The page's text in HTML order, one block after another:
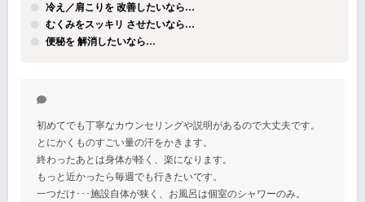
冷え／肩こりを 改善したいなら…
むくみをスッキリ させたいなら…
便秘を 解消したいなら…
初めてでも丁寧なカウンセリングや説明があるので大丈夫です。
とにかくものすごい量の汗をかきます。
終わったあとは身体が軽く、楽になります。
もっと近かったら毎週でも行きたいです。
一つだけ･･･施設自体が狭く、お風呂は個室のシャワーのみ。